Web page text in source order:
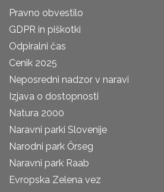
Pravno obvestilo
GDPR in piškotki
Odpiralni čas
Cenik 2025
Neposredni nadzor v naravi
Izjava o dostopnosti
Natura 2000
Naravni parki Slovenije
Narodni park Őrseg
Naravni park Raab
Evropska Zelena vez